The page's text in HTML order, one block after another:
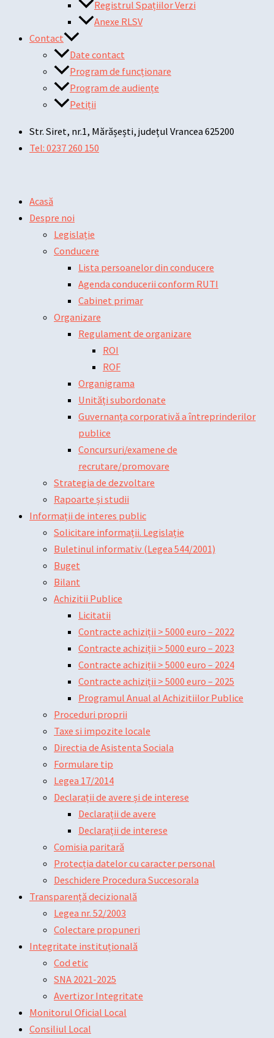
Registrul Spațiilor Verzi
Anexe RLSV
Contact
Date contact
Program de funcționare
Program de audiențe
Petiții
Str. Siret, nr.1, Mărășești, județul Vrancea 625200
Tel: 0237 260 150
Acasă
Despre noi
Legislație
Conducere
Lista persoanelor din conducere
Agenda conducerii conform RUTI
Cabinet primar
Organizare
Regulament de organizare
ROI
ROF
Organigrama
Unități subordonate
Guvernanța corporativă a întreprinderilor
publice
Concursuri/examene de
recrutare/promovare
Strategia de dezvoltare
Rapoarte și studii
Informații de interes public
Solicitare informații. Legislație
Buletinul informativ (Legea 544/2001)
Buget
Bilant
Achizitii Publice
Licitatii
Contracte achiziții > 5000 euro – 2022
Contracte achiziții > 5000 euro – 2023
Contracte achiziții > 5000 euro – 2024
Contracte achiziții > 5000 euro – 2025
Programul Anual al Achizitiilor Publice
Proceduri proprii
Taxe si impozite locale
Directia de Asistenta Sociala
Formulare tip
Legea 17/2014
Declarații de avere și de interese
Declarații de avere
Declarații de interese
Comisia paritară
Protecția datelor cu caracter personal
Deschidere Procedura Succesorala
Transparență decizională
Legea nr. 52/2003
Colectare propuneri
Integritate instituțională
Cod etic
SNA 2021-2025
Avertizor Integritate
Monitorul Oficial Local
Consiliul Local